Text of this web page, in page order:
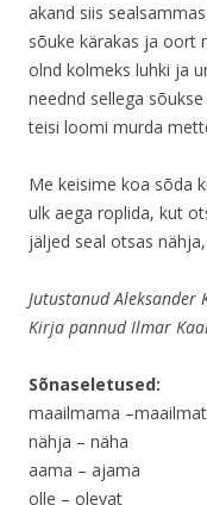
akand siis
sõuke kärakas ja oort
olnd kolmeks luhki ja
neednd sellega
teisi loomi murda
Me keisime koa sõda
ulk aega roplida, kut
jäljed seal otsas
Jutustanud Aleksander
Kirja pannud Ilmar
Sõnaseletused:
maailmama
nähja – näha
aama – ajama
olle – olevat